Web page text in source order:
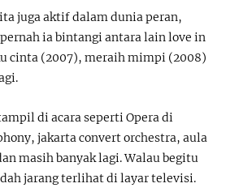
juga aktif dalam dunia peran,
ia bintangi antara lain love in
cinta (2007), meraih mimpi (2008)
di acara seperti Opera di
jakarta convert orchestra, aula
masih banyak lagi. Walau begitu
jarang terlihat di layar televisi.